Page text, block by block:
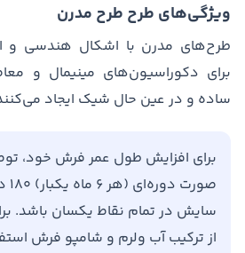
ویژگی‌های طرح طرح مدرن
طرح‌های مدرن با اشکال هندسی و
برای دکوراسیون‌های مینیمال و
ساده و در عین حال شیک ایجاد
برای افزایش طول عمر فرش خود،
سایش در تمام نقاط یکسان باشد.
از ترکیب آب ولرم و شامپو فرش